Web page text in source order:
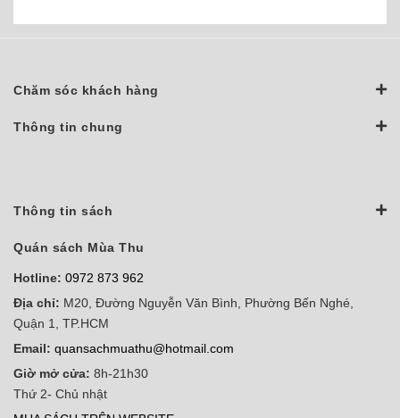
Chăm sóc khách hàng
Thông tin chung
Thông tin sách
Quán sách Mùa Thu
Hotline: 0972 873 962
Địa chỉ: M20, Đường Nguyễn Văn Bình, Phường Bến Nghé,
Quận 1, TP.HCM
Email: quansachmuathu@hotmail.com
Giờ mở cửa: 8h-21h30
Thứ 2- Chủ nhật